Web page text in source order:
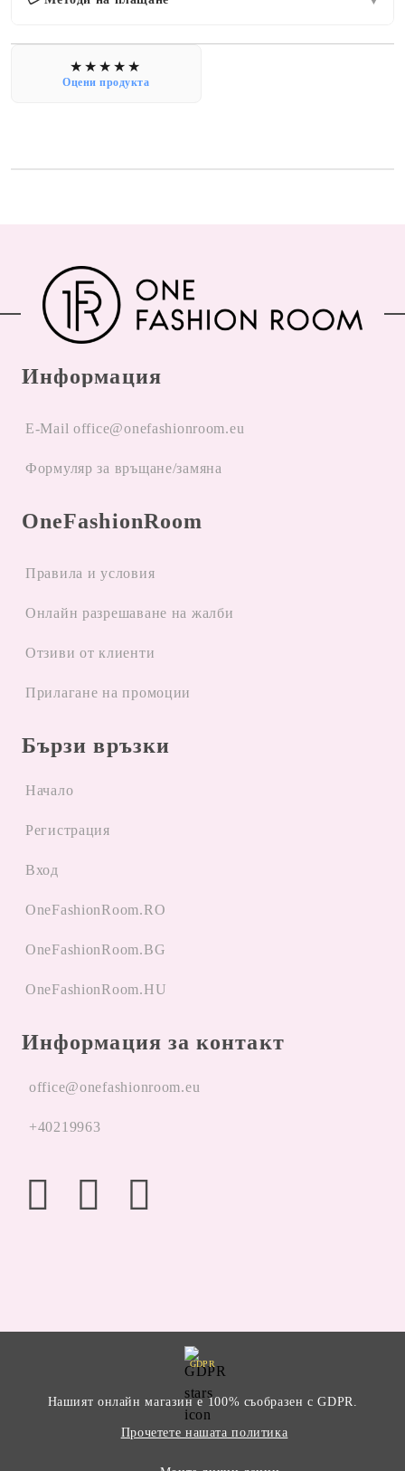
Оцени продукта
Информация
E-Mail office@onefashionroom.eu
Формуляр за връщане/замяна
OneFashionRoom
Правила и условия
Oнлайн разрешаване на жалби
Отзиви от клиенти
Прилагане на промоции
Бързи връзки
Начало
Регистрация
Вход
OneFashionRoom.RO
OneFashionRoom.BG
OneFashionRoom.HU
Информация за контакт
office@onefashionroom.eu
+40219963
GDPR
Нашият онлайн магазин е 100% съобразен с GDPR.
Прочетете нашата политика